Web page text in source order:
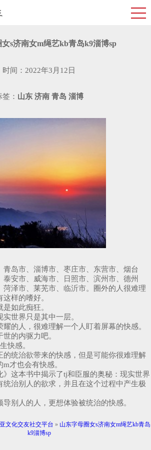
s济南女m绳艺kb青岛k9淄博sp
时间：2022年3月12日
签： 山东 济南 青岛 淄博
青岛市、淄博市、枣庄市、东营市、烟台
泰安市、威海市、日照市、滨州市、德州
菏泽市、莱芜市、临沂市。圈外的人很难理
样的嗜好。
如此痴狂。
世界只是其中一层。
的人，很难理解一个人盯着屏幕的快感。
的内驱力吧。
快感。
的统治欲带来的快感，但是可能你很难理解
才也会有快感。
》这本书中揭示了tj和臣服的奥秘：现实世界
统治别人的欲求，并且在这个过程中产生极
导别人的人，更想体验被统治的快感。
文化交友社交平台 » 山东字母圈女s济南女m绳艺kb青岛
k9淄博sp